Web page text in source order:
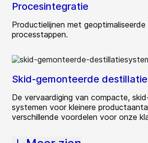
Procesintegratie
Productielijnen met
processtappen.
Skid-gemonteerde
De vervaardiging van compacte,
systemen voor kleinere
verschillende voordelen voor onze